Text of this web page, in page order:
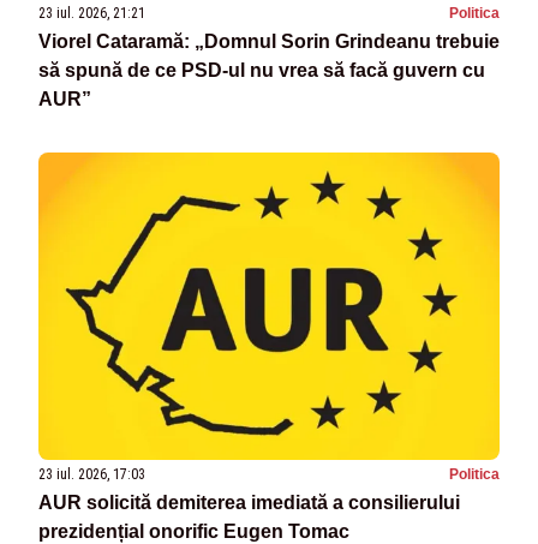
23 iul. 2026, 21:21 Politica
Viorel Cataramă: „Domnul Sorin Grindeanu trebuie
să spună de ce PSD-ul nu vrea să facă guvern cu
AUR”
23 iul. 2026, 17:03 Politica
AUR solicită demiterea imediată a consilierului
prezidențial onorific Eugen Tomac